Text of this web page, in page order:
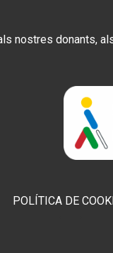
nostres donants,
POLÍTICA DE